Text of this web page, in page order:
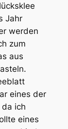
Jahr
werden
zum
aus
eines der
ich
eines